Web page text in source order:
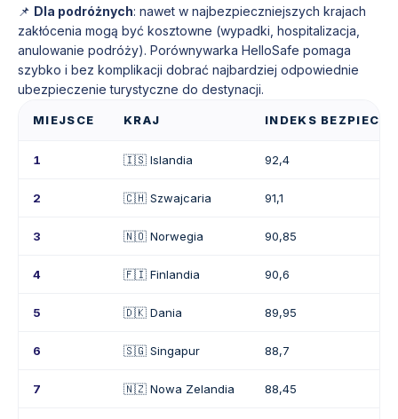
📌 Dla podróżnych: nawet w najbezpieczniejszych krajach
zakłócenia mogą być kosztowne (wypadki, hospitalizacja,
anulowanie podróży). Porównywarka HelloSafe pomaga
szybko i bez komplikacji dobrać najbardziej odpowiednie
ubezpieczenie turystyczne do destynacji.
MIEJSCE KRAJ INDEKS
1 🇮🇸 Islandia 92,4
2 🇨🇭 Szwajcaria 91,1
3 🇳🇴 Norwegia 90,85
4 🇫🇮 Finlandia 90,6
5 🇩🇰 Dania 89,95
6 🇸🇬 Singapur 88,7
7 🇳🇿 Nowa Zelandia 88,45